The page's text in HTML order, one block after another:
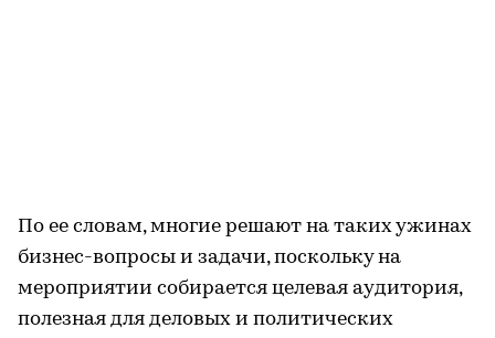
По ее словам, многие решают на таких ужинах
бизнес-вопросы и задачи, поскольку на
мероприятии собирается целевая аудитория,
полезная для деловых и политических